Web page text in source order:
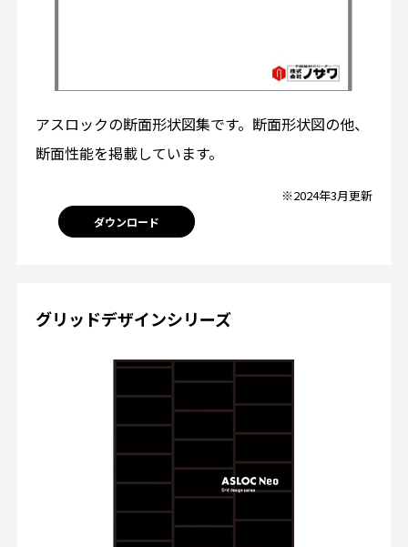
アスロックの断面形状図集です。断面形状図の他、
断面性能を掲載しています。
※2024年3月更新
ダウンロード
グリッドデザインシリーズ